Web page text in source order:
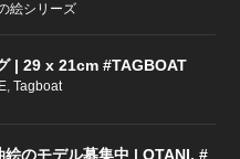
絵シリーズ
| 29 x 21cm #TAGBOAT
,Tagboat
絵のモデル募集中 | OTANI. #